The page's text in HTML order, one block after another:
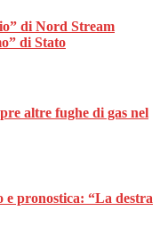
di Nord Stream
di Stato
altre fughe di gas nel
e pronostica: “La destra